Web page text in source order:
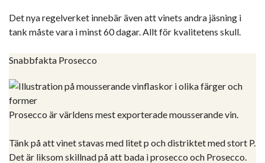
Det nya regelverket innebär även att vinets andra jäsning i
tank måste vara i minst 60 dagar. Allt för kvalitetens skull.
Snabbfakta Prosecco
Prosecco är världens mest exporterade mousserande vin.
Tänk på att vinet stavas med litet p och distriktet med stort P.
Det är liksom skillnad på att bada i prosecco och Prosecco.